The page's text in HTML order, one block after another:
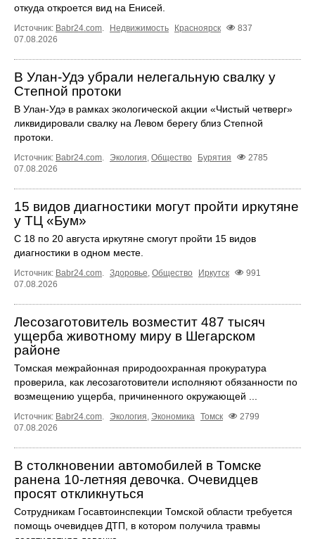
откуда откроется вид на Енисей.
Источник: Babr24.com Недвижимость Красноярск
837
07.08.2026
В Улан-Удэ убрали нелегальную свалку у
Степной протоки
В Улан-Удэ в рамках экологической акции «Чистый четверг»
ликвидировали свалку на Левом берегу близ Степной
протоки.
Источник: Babr24.com. Экология, Общество Бурятия
2785
07.08.2026
15 видов диагностики могут пройти иркутяне
у ТЦ «Бум»
С 18 по 20 августа иркутяне смогут пройти 15 видов
диагностики в одном месте.
Источник: Babr24.com. Здоровье, Общество Иркутск
991
07.08.2026
Лесозаготовитель возместит 487 тысяч
ущерба животному миру в Шегарском
районе
Томская межрайонная природоохранная прокуратура
проверила, как лесозаготовители исполняют обязанности по
возмещению ущерба, причиненного окружающей ...
Источник: Babr24.com. Экология, Экономика Томск
2799
07.08.2026
В столкновении автомобилей в Томске
ранена 10-летняя девочка. Очевидцев
просят откликнуться
Сотрудникам Госавтоинспекции Томской области требуется
помощь очевидцев ДТП, в котором получила травмы